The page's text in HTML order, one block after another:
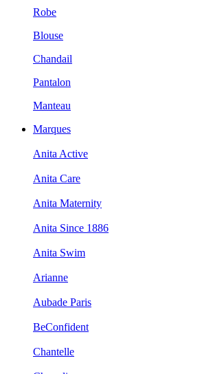
Robe
Blouse
Chandail
Pantalon
Manteau
Marques
Anita Active
Anita Care
Anita Maternity
Anita Since 1886
Anita Swim
Arianne
Aubade Paris
BeConfident
Chantelle